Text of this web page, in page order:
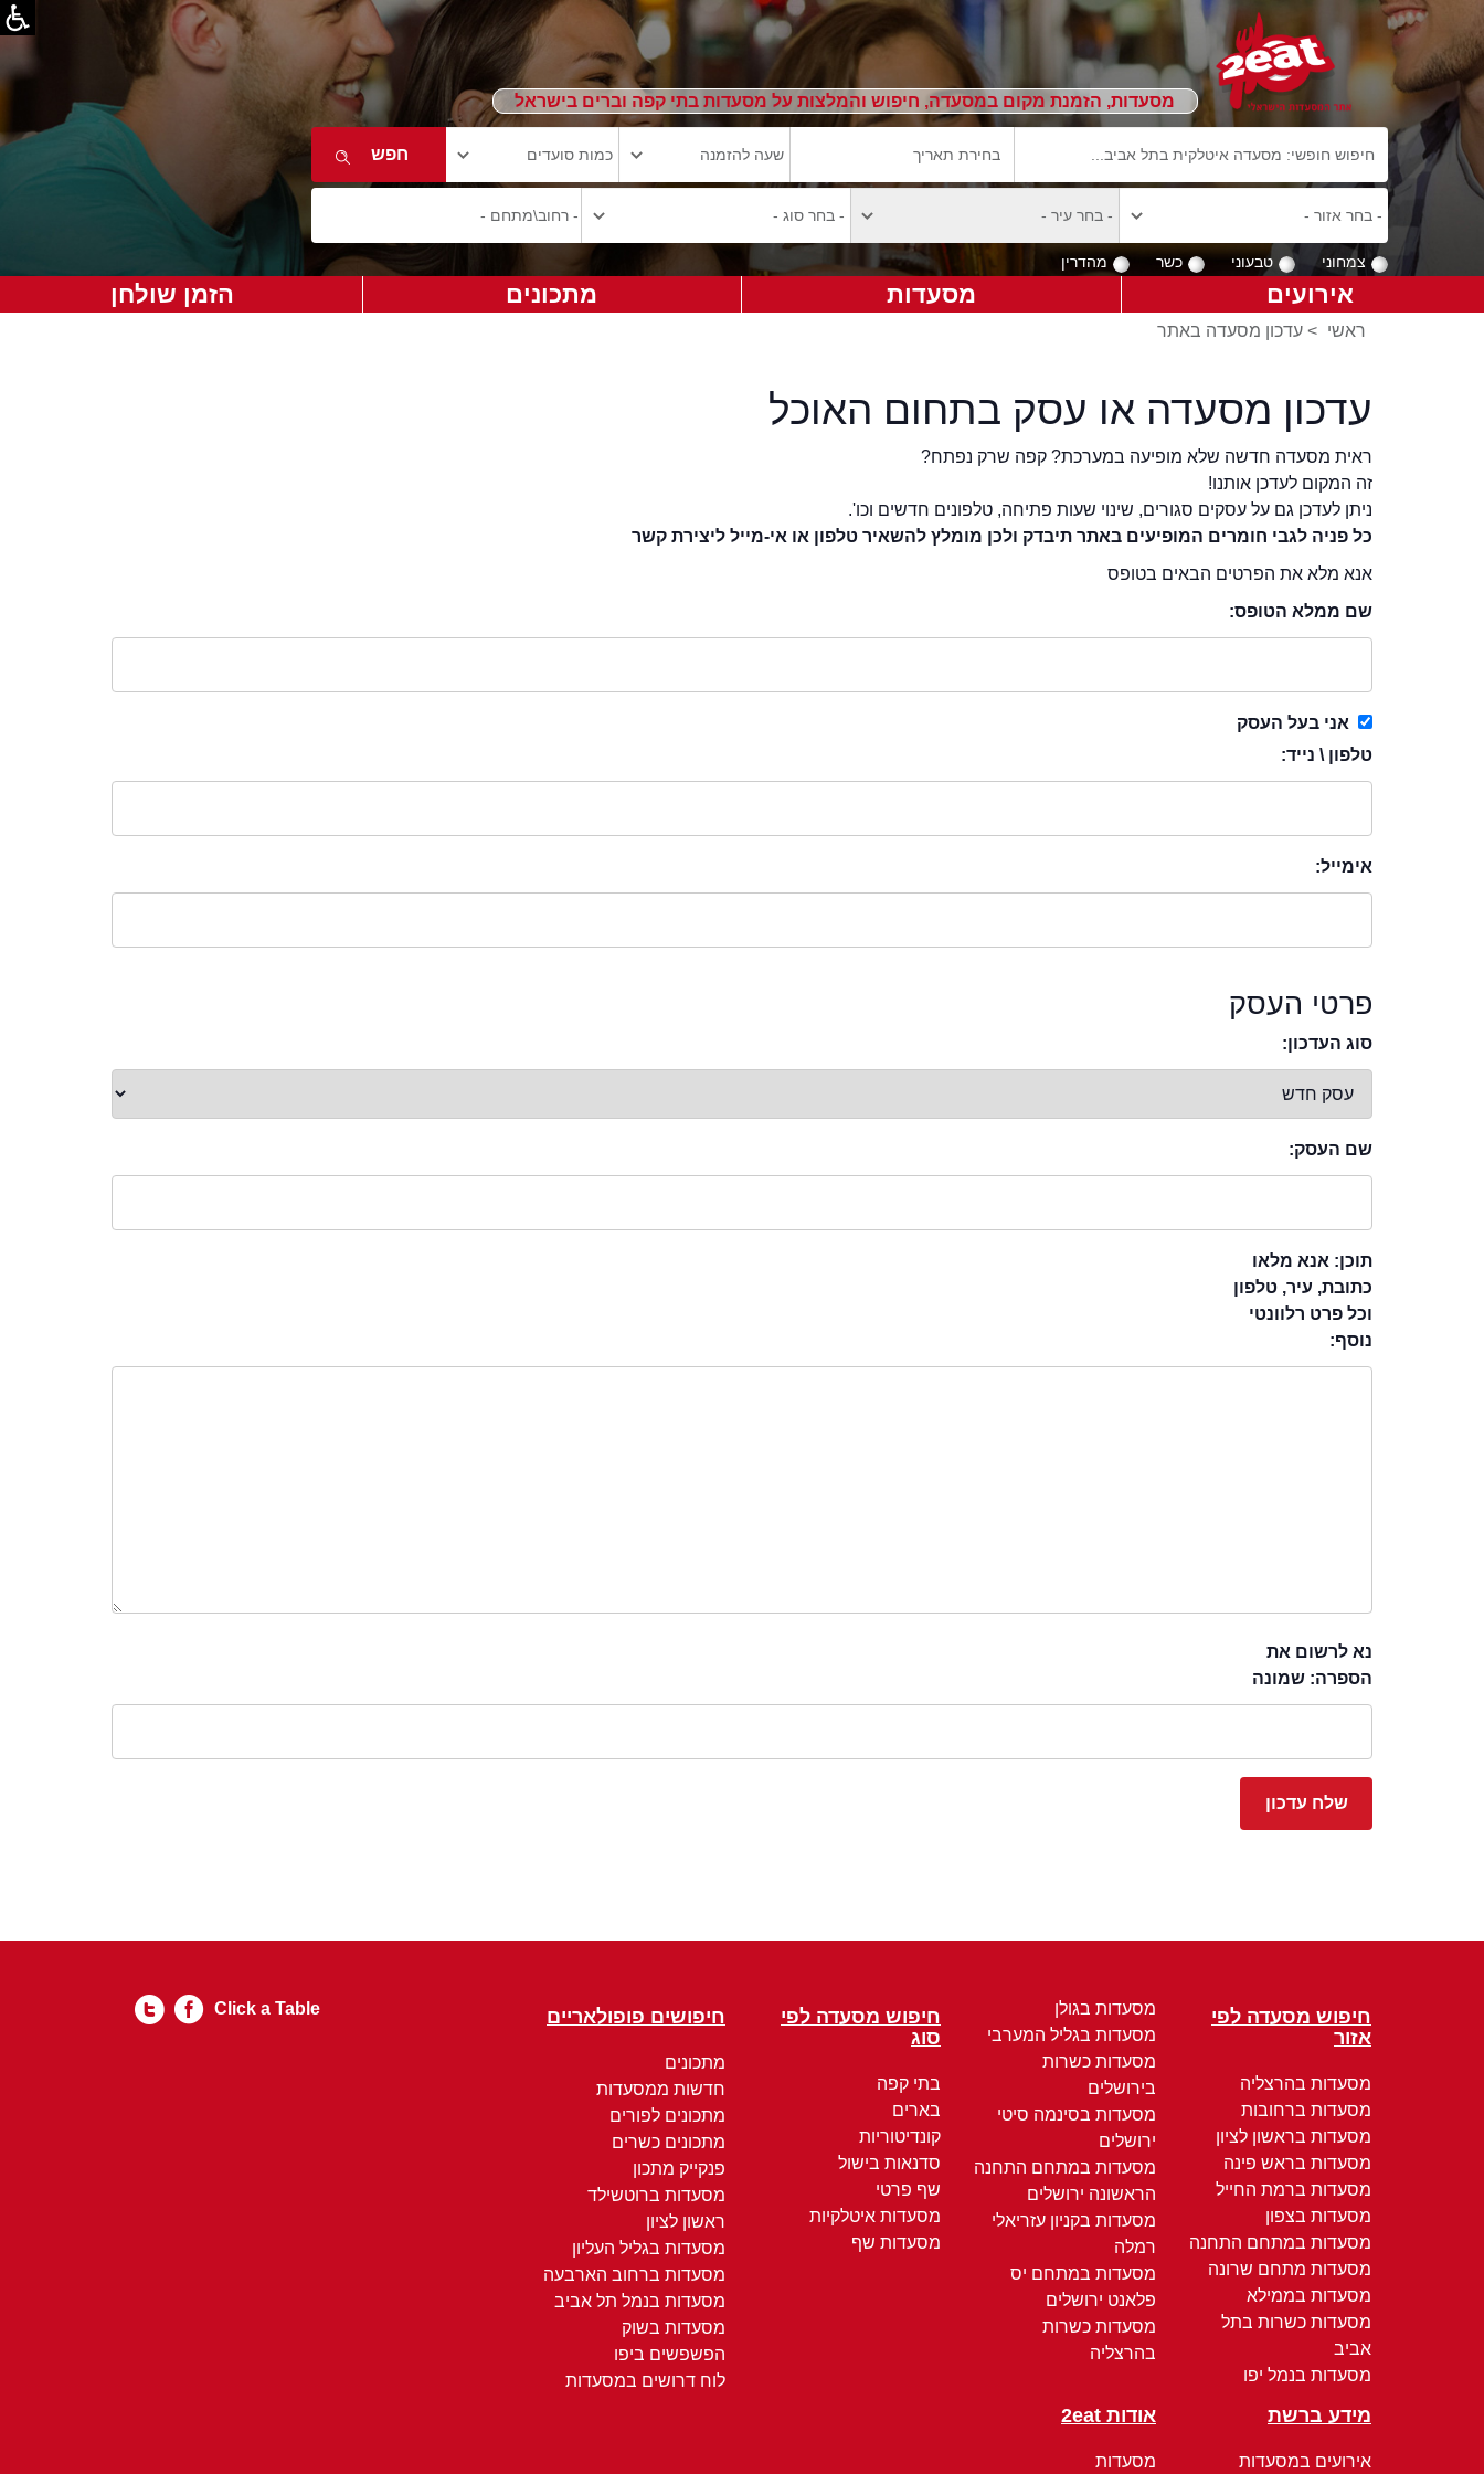
מסעדות, הזמנת מקום במסעדה, חיפוש והמלצות על מסעדות בתי קפה וברים בישראל
צמחוני טבעוני כשר מהדרין
אירועים מסעדות מתכונים הזמן שולחן
ראשי > עדכון מסעדה באתר
עדכון מסעדה או עסק בתחום האוכל
ראית מסעדה חדשה שלא מופיעה במערכת? קפה שרק נפתח?
זה המקום לעדכן אותנו!
ניתן לעדכן גם על עסקים סגורים, שינוי שעות פתיחה, טלפונים חדשים וכו'.
כל פניה לגבי חומרים המופיעים באתר תיבדק ולכן מומלץ להשאיר טלפון או אי-מייל ליצירת קשר
אנא מלא את הפרטים הבאים בטופס
שם ממלא הטופס:
אני בעל העסק
טלפון \ נייד:
אימייל:
פרטי העסק
סוג העדכון:
שם העסק:
תוכן: אנא מלאו
כתובת, עיר, טלפון
וכל פרט רלוונטי
נוסף:
נא לרשום את
הספרה: שמונה
חיפוש מסעדה לפי
אזור
מסעדות בהרצליה
מסעדות ברחובות
מסעדות בראשון לציון
מסעדות בראש פינה
מסעדות ברמת החייל
מסעדות בצפון
מסעדות במתחם התחנה
מסעדות מתחם שרונה
מסעדות בממילא
מסעדות כשרות בתל
אביב
מסעדות בנמל יפו
מסעדות בגולן
מסעדות בגליל המערבי
מסעדות כשרות
בירושלים
מסעדות בסינמה סיטי
ירושלים
מסעדות במתחם התחנה
הראשונה ירושלים
מסעדות בקניון עזריאלי
רמלה
מסעדות במתחם יס
פלאנט ירושלים
מסעדות כשרות
בהרצליה
חיפוש מסעדה לפי
סוג
בתי קפה
בארים
קונדיטוריות
סדנאות בישול
שף פרטי
מסעדות איטלקיות
מסעדות שף
חיפושים פופולאריים
מתכונים
חדשות ממסעדות
מתכונים לפורים
מתכונים כשרים
פנקייק מתכון
מסעדות ברוטשילד
ראשון לציון
מסעדות בגליל העליון
מסעדות ברחוב הארבעה
מסעדות בנמל תל אביב
מסעדות בשוק
הפשפשים ביפו
לוח דרושים במסעדות
מידע ברשת
אירועים במסעדות
אודות 2eat
מסעדות
Click a Table